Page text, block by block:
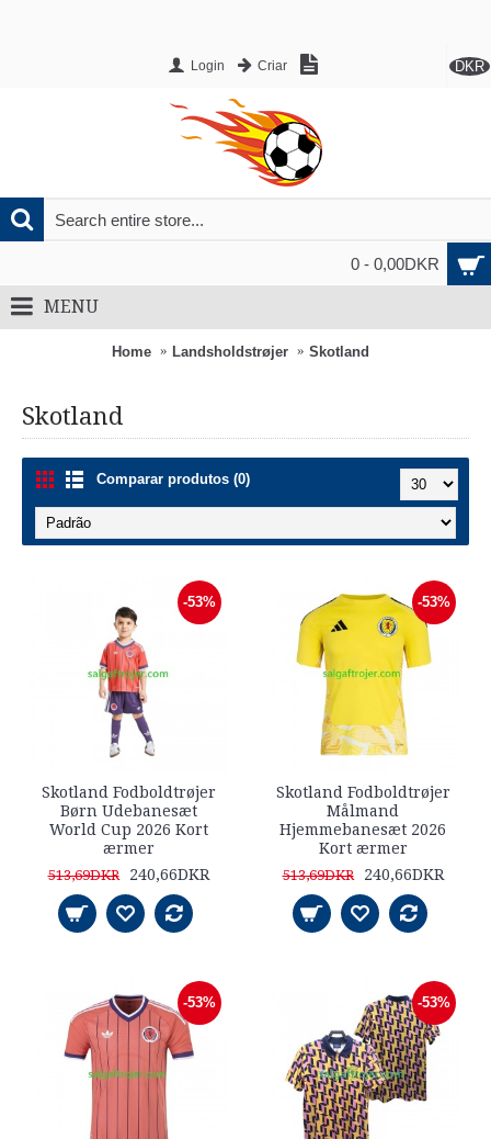
DKR
Login Criar
0 - 0,00DKR
MENU
Home Landsholdstrøjer Skotland
Skotland
Comparar produtos (0)
-53%
Skotland Fodboldtrøjer
Børn Udebanesæt
World Cup 2026 Kort
ærmer
513,69DKR 240,66DKR
-53%
Skotland Fodboldtrøjer
Målmand
Hjemmebanesæt 2026
Kort ærmer
513,69DKR 240,66DKR
-53% -53%